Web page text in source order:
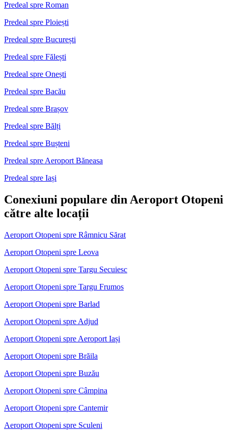
Predeal spre Roman
Predeal spre Ploiești
Predeal spre București
Predeal spre Fălești
Predeal spre Onești
Predeal spre Bacău
Predeal spre Brașov
Predeal spre Bălți
Predeal spre Bușteni
Predeal spre Aeroport Băneasa
Predeal spre Iași
Conexiuni populare din Aeroport Otopeni
către alte locații
Aeroport Otopeni spre Râmnicu Sărat
Aeroport Otopeni spre Leova
Aeroport Otopeni spre Targu Secuiesc
Aeroport Otopeni spre Targu Frumos
Aeroport Otopeni spre Barlad
Aeroport Otopeni spre Adjud
Aeroport Otopeni spre Aeroport Iași
Aeroport Otopeni spre Brăila
Aeroport Otopeni spre Buzău
Aeroport Otopeni spre Câmpina
Aeroport Otopeni spre Cantemir
Aeroport Otopeni spre Sculeni